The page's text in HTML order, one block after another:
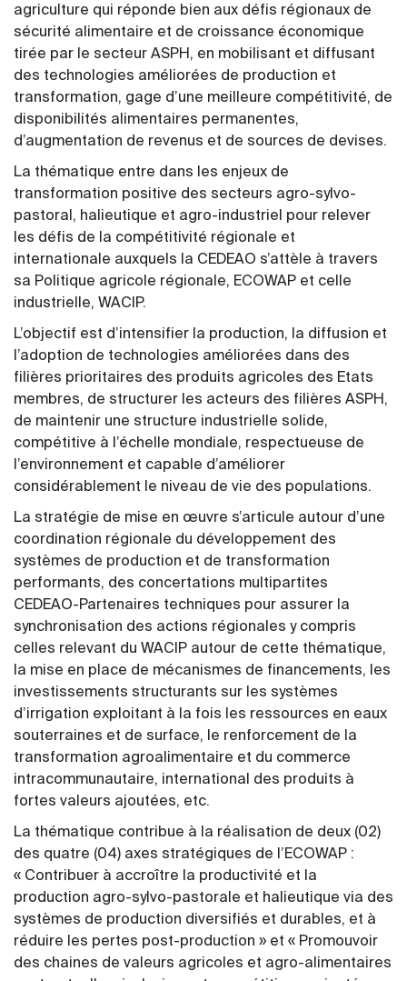
agriculture qui réponde bien aux défis régionaux de
sécurité alimentaire et de croissance économique
tirée par le secteur ASPH, en mobilisant et diffusant
des technologies améliorées de production et
transformation, gage d’une meilleure compétitivité, de
disponibilités alimentaires permanentes,
d’augmentation de revenus et de sources de devises.
La thématique entre dans les enjeux de
transformation positive des secteurs agro-sylvo-
pastoral, halieutique et agro-industriel pour relever
les défis de la compétitivité régionale et
internationale auxquels la CEDEAO s’attèle à travers
sa Politique agricole régionale, ECOWAP et celle
industrielle, WACIP.
L’objectif est d’intensifier la production, la diffusion et
l’adoption de technologies améliorées dans des
filières prioritaires des produits agricoles des Etats
membres, de structurer les acteurs des filières ASPH,
de maintenir une structure industrielle solide,
compétitive à l’échelle mondiale, respectueuse de
l’environnement et capable d’améliorer
considérablement le niveau de vie des populations.
La stratégie de mise en œuvre s’articule autour d’une
coordination régionale du développement des
systèmes de production et de transformation
performants, des concertations multipartites
CEDEAO-Partenaires techniques pour assurer la
synchronisation des actions régionales y compris
celles relevant du WACIP autour de cette thématique,
la mise en place de mécanismes de financements, les
investissements structurants sur les systèmes
d’irrigation exploitant à la fois les ressources en eaux
souterraines et de surface, le renforcement de la
transformation agroalimentaire et du commerce
intracommunautaire, international des produits à
fortes valeurs ajoutées, etc.
La thématique contribue à la réalisation de deux (02)
des quatre (04) axes stratégiques de l’ECOWAP :
« Contribuer à accroître la productivité et la
production agro-sylvo-pastorale et halieutique via des
systèmes de production diversifiés et durables, et à
réduire les pertes post-production » et « Promouvoir
des chaines de valeurs agricoles et agro-alimentaires